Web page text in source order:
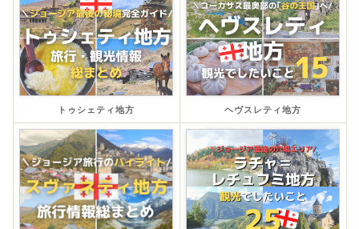
トゥシェティ地方 ヘヴスレティ地方